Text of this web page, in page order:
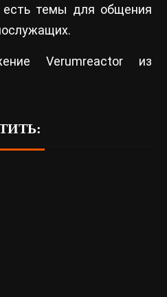
темы для общения
Verumreactor из